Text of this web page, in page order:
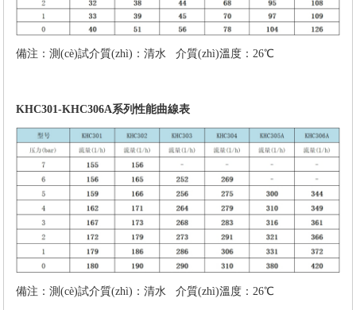
備注：測(cè)試介質(zhì)：清水 介質(zhì)溫度：26℃
KHC301-KHC306A系列性能曲線表
備注：測(cè)試介質(zhì)：清水 介質(zhì)溫度：26℃